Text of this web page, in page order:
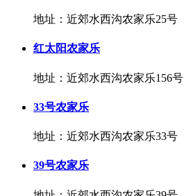
地址：近郊水西沟农家乐25号
红太阳农家乐
地址：近郊水西沟农家乐156号
33号农家乐
地址：近郊水西沟农家乐33号
39号农家乐